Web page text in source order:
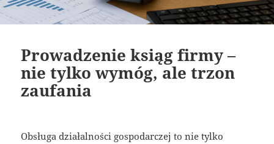
Prowadzenie ksiąg firmy –
nie tylko wymóg, ale trzon
zaufania
Obsługa działalności gospodarczej to nie tylko